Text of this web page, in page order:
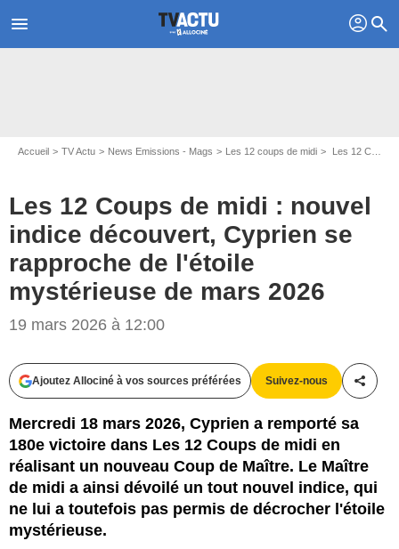
menu profil search
Accueil TV Actu News Emissions - Mags Les 12 coups de midi Les 12 Coups de midi : nouvel indice découvert, Cyprien se rapproche de l'étoile mystérieuse de mars 2026
Les 12 Coups de midi : nouvel
indice découvert, Cyprien se
rapproche de l'étoile
mystérieuse de mars 2026
19 mars 2026 à 12:00
Ajoutez Allociné à vos sources préférées Suivez-nous
Mercredi 18 mars 2026, Cyprien a remporté sa
180e victoire dans Les 12 Coups de midi en
réalisant un nouveau Coup de Maître. Le Maître
de midi a ainsi dévoilé un tout nouvel indice, qui
ne lui a toutefois pas permis de décrocher l'étoile
mystérieuse.